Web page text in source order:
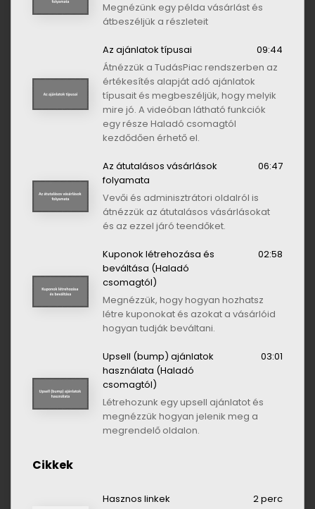
Megnézünk egy példa vásárlást és
átbeszéljük a részleteit
Az ajánlatok típusai
09:44
Átnézzük a TudásPiac rendszerben az
értékesítés alapját adó ajánlatok
típusait és megbeszéljük, hogy melyik
mire jó. A videóban látható funkciók
egy része Haladó csomagtól
kezdődően érhető el.
Az átutalásos vásárlások
folyamata
06:47
Vevői és adminisztrátori oldalról is
átnézzük az átutalásos vásárlásokat
és az ezzel járó teendőket.
Kuponok létrehozása és
beváltása (Haladó
csomagtól)
02:58
Megnézzük, hogy hogyan hozhatsz
létre kuponokat és azokat a vásárlóid
hogyan tudják beváltani.
Upsell (bump) ajánlatok
használata (Haladó
csomagtól)
03:01
Létrehozunk egy upsell ajánlatot és
megnézzük hogyan jelenik meg a
megrendelő oldalon.
Cikkek
Hasznos linkek
2 perc